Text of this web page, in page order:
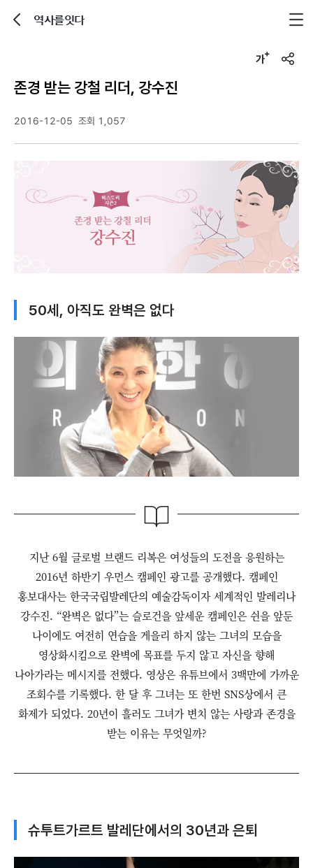
역사를잇다
u
존경 받는 강철 리더, 강수진
2016-12-05 조회 1,057
50세, 아직도 완벽은 없다
지난 6월 글로벌 브랜드 리복은 여성들의 도전을 응원하는
2016년 하반기 우먼스 캠페인 광고를 공개했다. 캠페인
홍보대사는 한국국립발레단의 예술감독이자 세계적인 발레리나
강수진. “완벽은 없다”는 슬로건을 앞세운 캠페인은 쉰을 앞둔
나이에도 여전히 연습을 게을리 하지 않는 그녀의 모습을
영상화시킴으로 완벽에 목표를 두지 않고 자신을 향해
나아가라는 메시지를 전했다. 영상은 유튜브에서 3백만에 가까운
조회수를 기록했다. 한 달 후 그녀는 또 한번 SNS상에서 큰
화제가 되었다. 20년이 흘러도 그녀가 변치 않는 사랑과 존경을
받는 이유는 무엇일까?
슈투트가르트 발레단에서의 30년과 은퇴